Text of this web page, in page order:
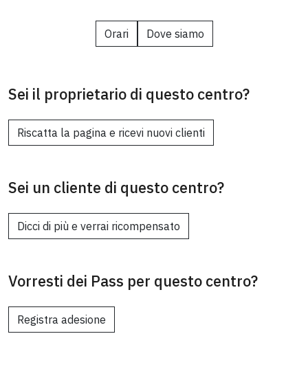
Orari Dove siamo
Sei il proprietario di questo centro?
Riscatta la pagina e ricevi nuovi clienti
Sei un cliente di questo centro?
Dicci di più e verrai ricompensato
Vorresti dei Pass per questo centro?
Registra adesione